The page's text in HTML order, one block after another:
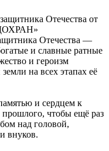
Отечества —
и славные ратные
и героизм
на всех этапах её
и сердцем к
чтобы ещё раз
над головой,
внуков.